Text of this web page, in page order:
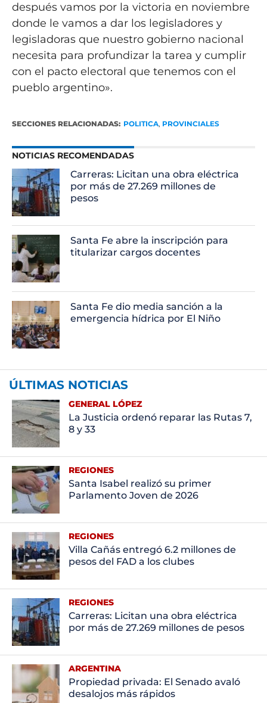
después vamos por la victoria en noviembre
donde le vamos a dar los legisladores y
legisladoras que nuestro gobierno nacional
necesita para profundizar la tarea y cumplir
con el pacto electoral que tenemos con el
pueblo argentino».
SECCIONES RELACIONADAS: POLITICA, PROVINCIALES
NOTICIAS RECOMENDADAS
Carreras: Licitan una obra eléctrica
por más de 27.269 millones de
pesos
Santa Fe abre la inscripción para
titularizar cargos docentes
Santa Fe dio media sanción a la
emergencia hídrica por El Niño
ÚLTIMAS NOTICIAS
GENERAL LÓPEZ
La Justicia ordenó reparar las Rutas 7,
8 y 33
REGIONES
Santa Isabel realizó su primer
Parlamento Joven de 2026
REGIONES
Villa Cañás entregó 6.2 millones de
pesos del FAD a los clubes
REGIONES
Carreras: Licitan una obra eléctrica
por más de 27.269 millones de pesos
ARGENTINA
Propiedad privada: El Senado avaló
desalojos más rápidos